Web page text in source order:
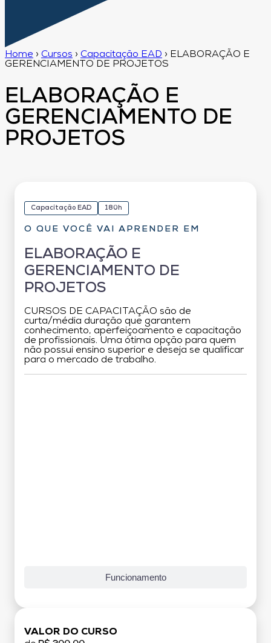
Home › Cursos › Capacitação EAD › ELABORAÇÃO E
GERENCIAMENTO DE PROJETOS
ELABORAÇÃO E
GERENCIAMENTO DE
PROJETOS
Capacitação EAD 180h
O QUE VOCÊ VAI APRENDER EM
ELABORAÇÃO E
GERENCIAMENTO DE
PROJETOS
CURSOS DE CAPACITAÇÃO são de
curta/média duração que garantem
conhecimento, aperfeiçoamento e capacitação
de profissionais. Uma ótima opção para quem
não possui ensino superior e deseja se qualificar
para o mercado de trabalho.
Funcionamento
VALOR DO CURSO